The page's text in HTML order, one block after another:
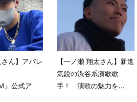
さん】アパレ
』公式ア
【一ノ瀬 翔太さん】新進
気鋭の渋谷系演歌歌
手！ 演歌の魅力を...